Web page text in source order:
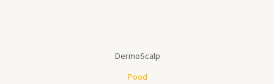
DermoScalp
Pood